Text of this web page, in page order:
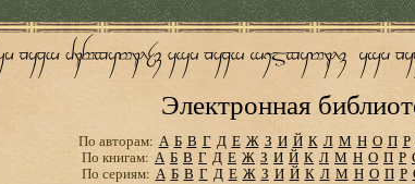
Электронная
По авторам: А Б В Г Д Е Ж З И Й К Л М Н О П Р
По книгам: А Б В Г Д Е Ж З И Й К Л М Н О П Р
По сериям: А Б В Г Д Е Ж З И Й К Л М Н О П Р